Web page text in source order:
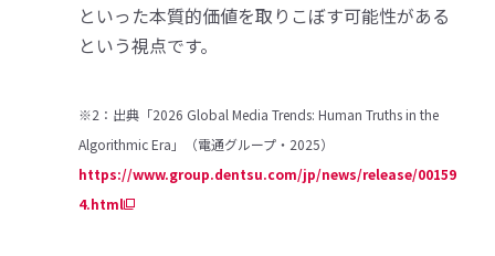
といった本質的価値を取りこぼす可能性がある
という視点です。
※2：出典「2026 Global Media Trends: Human Truths in the
Algorithmic Era」（電通グループ・2025）
https://www.group.dentsu.com/jp/news/release/00159
4.html